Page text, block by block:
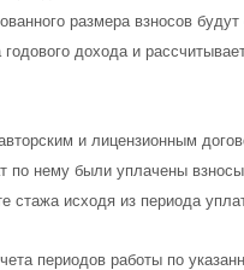
размера взносов
дохода и
и лицензионным
по нему были уплачены
стажа исходя из периода
периодов работы по